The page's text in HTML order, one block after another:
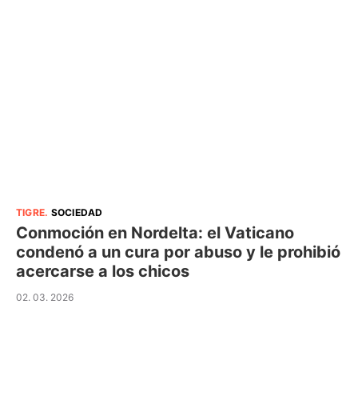
TIGRE. SOCIEDAD
Conmoción en Nordelta: el Vaticano
condenó a un cura por abuso y le prohibió
acercarse a los chicos
02. 03. 2026